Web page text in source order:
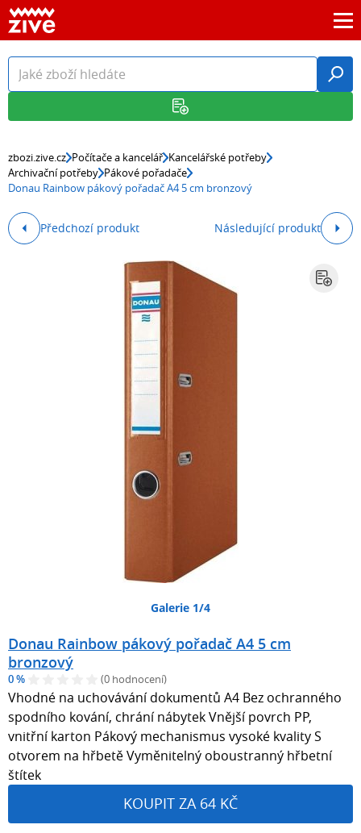
zbozi.zive.cz Počítače a kancelář Kancelářské potřeby
Archivační potřeby Pákové pořadače
Donau Rainbow pákový pořadač A4 5 cm bronzový
Předchozí produkt Následující produkt
Galerie 1/4
Donau Rainbow pákový pořadač A4 5 cm
bronzový
0 % (0 hodnocení)
Vhodné na uchovávání dokumentů A4 Bez ochranného
spodního kování, chrání nábytek Vnější povrch PP,
vnitřní karton Pákový mechanismus vysoké kvality S
otvorem na hřbetě Vyměnitelný oboustranný hřbetní
štítek
KOUPIT ZA 64 KČ